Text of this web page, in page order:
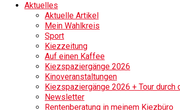
Aktuelles
Aktuelle Artikel
Mein Wahlkreis
Sport
Kiezzeitung
Auf einen Kaffee
Kiezspaziergänge 2026
Kinoveranstaltungen
Kiezspaziergänge 2026 + Tour durch
Newsletter
Rentenberatung in meinem Kiezbüro